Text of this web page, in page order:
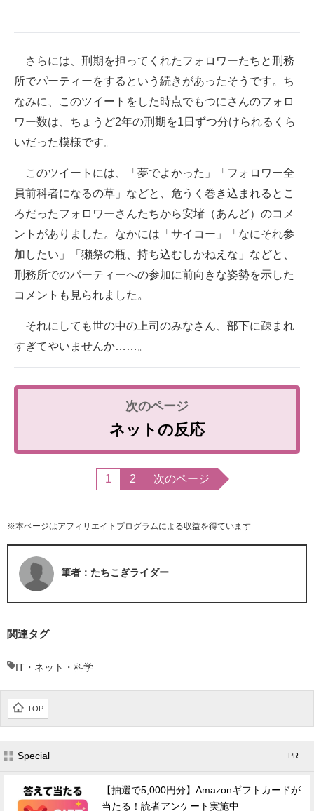
さらには、刑期を担ってくれたフォロワーたちと刑務
所でパーティーをするという続きがあったそうです。ち
なみに、このツイートをした時点でもつにさんのフォロ
ワー数は、ちょうど2年の刑期を1日ずつ分けられるくら
いだった模様です。
このツイートには、「夢でよかった」「フォロワー全
員前科者になるの草」などと、危うく巻き込まれるとこ
ろだったフォロワーさんたちから安堵（あんど）のコメ
ントがありました。なかには「サイコー」「なにそれ参
加したい」「獺祭の瓶、持ち込むしかねえな」などと、
刑務所でのパーティーへの参加に前向きな姿勢を示した
コメントも見られました。
それにしても世の中の上司のみなさん、部下に疎まれ
すぎてやいませんか……。
ネットの反応
1 2 次のページ
※本ページはアフィリエイトプログラムによる収益を得ています
筆者：たちこぎライダー
関連タグ
IT・ネット・科学
TOP
Special - PR -
【抽選で5,000円分】Amazonギフトカードが
当たる！読者アンケート実施中